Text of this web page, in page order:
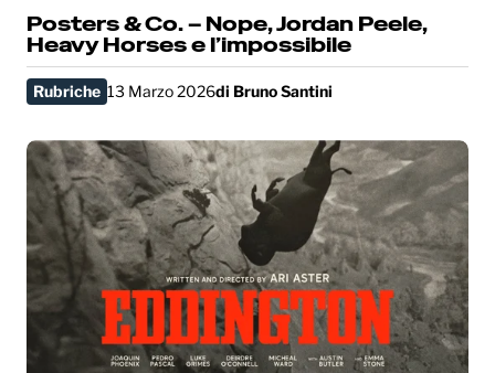
Posters & Co. – Nope, Jordan Peele,
Heavy Horses e l’impossibile
Rubriche 13 Marzo 2026di Bruno Santini